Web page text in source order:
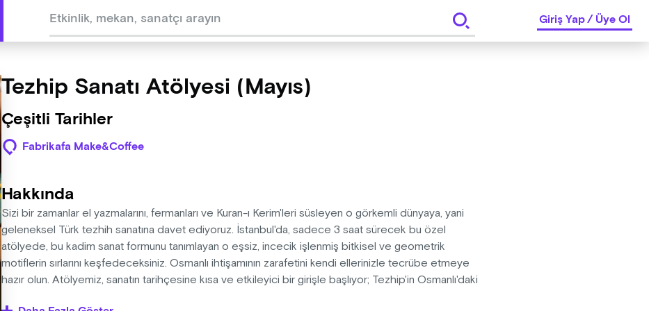
Giriş Yap/Üye Ol
Tezhip Sanatı Atölyesi (Mayıs)
Çeşitli Tarihler
Fabrikafa Make&Coffee
Hakkında
Sizi bir zamanlar el yazmalarını, fermanları ve Kuran-ı Kerim'leri süsleyen o görkemli dünyaya, yani
geleneksel Türk tezhih sanatına davet ediyoruz. İstanbul'da, sadece 3 saat sürecek bu özel
atölyede, bu kadim sanat formunu tanımlayan o eşsiz, incecik işlenmiş bitkisel ve geometrik
motiflerin sırlarını keşfedeceksiniz. Osmanlı ihtişamının zarafetini kendi ellerinizle tecrübe etmeye
hazır olun. Atölyemiz, sanatın tarihçesine kısa ve etkileyici bir girişle başlıyor; Tezhip'in Osmanlı'daki